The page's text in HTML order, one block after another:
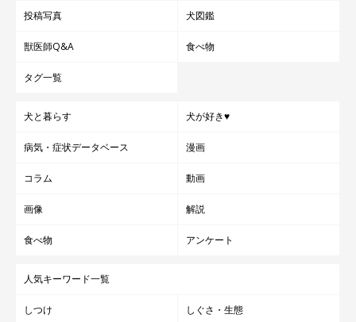
投稿写真 犬図鑑
獣医師Q&A 食べ物
タグ一覧
犬と暮らす 犬が好き♥
病気・症状データベース 漫画
コラム 動画
画像 解説
食べ物 アンケート
人気キーワード一覧
しつけ しぐさ・生態